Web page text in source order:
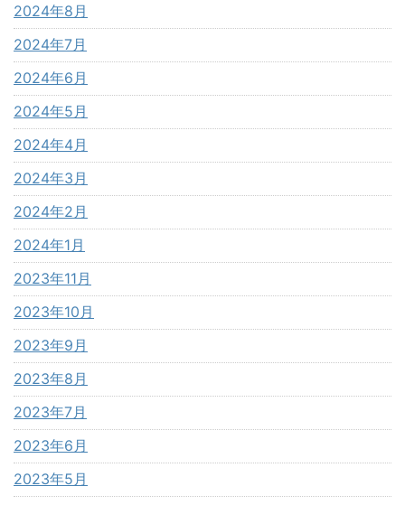
2024年8月
2024年7月
2024年6月
2024年5月
2024年4月
2024年3月
2024年2月
2024年1月
2023年11月
2023年10月
2023年9月
2023年8月
2023年7月
2023年6月
2023年5月